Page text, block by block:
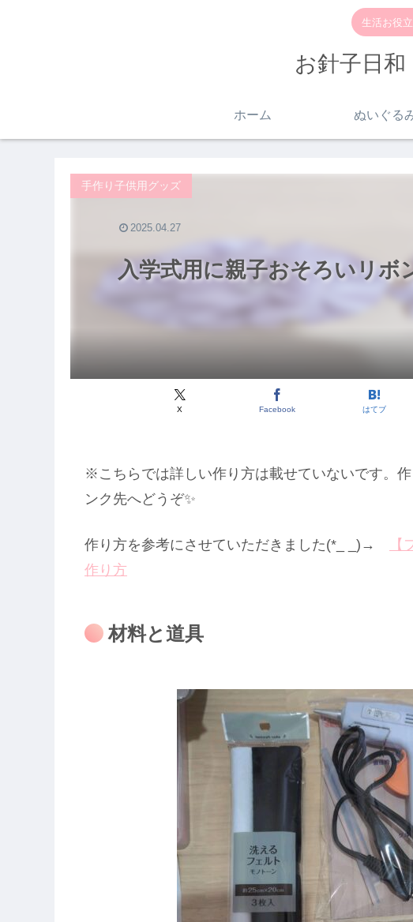
生活お役
お針子日
ホーム ぬいぐる
入学式用に親子おそろいリボ
手作り子供用グッズ
X Facebook はてブ
2025.04.27
※こちらでは詳しい作り方は載せていないです。
ンク先へどうぞ✨
作り方を参考にさせていただきました(*_ _)→
作り方
材料と道具